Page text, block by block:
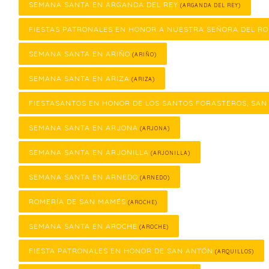
SEMANA SANTA EN ARGANDA DEL REY (ARGANDA DEL REY)
FIESTAS PATRONALES EN HONOR A NUESTRA SEÑORA DEL
SEMANA SANTA EN ARIÑO (ARIÑO)
SEMANA SANTA EN ARIZA (ARIZA)
FIESTASANTOS EN HONOR DE LOS SANTOS FORASTEROS,
SEMANA SANTA EN ARJONA (ARJONA)
SEMANA SANTA EN ARJONILLA (ARJONILLA)
SEMANA SANTA EN ARNEDO (ARNEDO)
ROMERÍA DE SAN MAMÉS (AROCHE)
SEMANA SANTA EN AROCHE (AROCHE)
FIESTA PATRONALES EN HONOR DE SAN ANTÓN (ARQUILLOS)